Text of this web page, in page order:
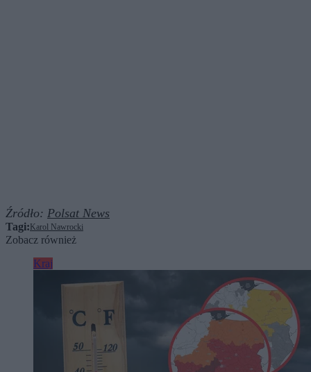
Źródło: Polsat News
Tagi:Karol Nawrocki
Zobacz również
Kraj